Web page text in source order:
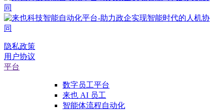
隐私政策
用户协议
平台
数字员工平台
来也 AI 员工
智能体流程自动化